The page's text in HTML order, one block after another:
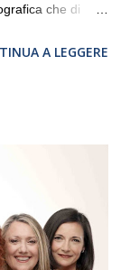
che di
e toccherà, in
il secondo anno
di applaudire i
per la quarta
A LEGGERE